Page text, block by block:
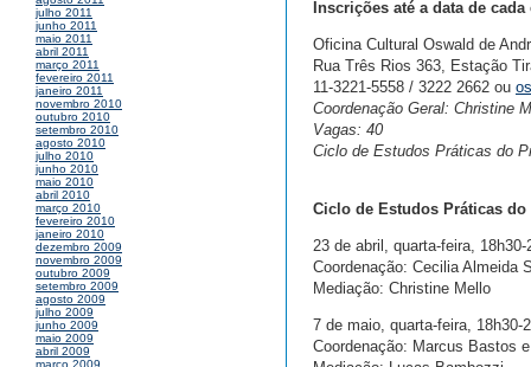
julho 2011
junho 2011
maio 2011
abril 2011
março 2011
fevereiro 2011
janeiro 2011
novembro 2010
outubro 2010
setembro 2010
agosto 2010
julho 2010
junho 2010
maio 2010
abril 2010
março 2010
fevereiro 2010
janeiro 2010
dezembro 2009
novembro 2009
outubro 2009
setembro 2009
agosto 2009
julho 2009
junho 2009
maio 2009
abril 2009
Inscrições até a data de
Oficina Cultural Oswald de
Rua Três Rios 363, Estação
11-3221-5558 / 3222 2662 ou
Coordenação Geral: Christine
Vagas: 40
Ciclo de Estudos Práticas do
Ciclo de Estudos Práticas
23 de abril, quarta-feira, 18h30-
Coordenação: Cecilia Almeida
Mediação: Christine Mello
7 de maio, quarta-feira, 18h30-
Coordenação: Marcus Bastos